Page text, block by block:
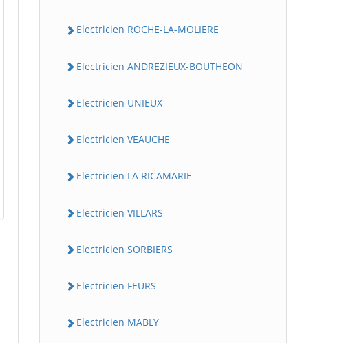
Electricien ROCHE-LA-MOLIERE
Electricien ANDREZIEUX-BOUTHEON
Electricien UNIEUX
Electricien VEAUCHE
Electricien LA RICAMARIE
Electricien VILLARS
Electricien SORBIERS
Electricien FEURS
Electricien MABLY